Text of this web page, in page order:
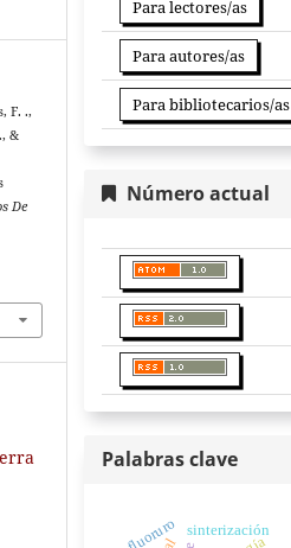
F. .,
&
De
Para lectores/as
Para autores/as
Para bibliotecarios/as
Número actual
Palabras clave
sinterización
fluoruro